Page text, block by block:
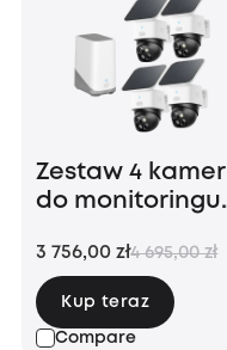
Zestaw 4 kamer
do monitoringu
stacja
Homebase 3
3 756,00 zł4 695,00 zł
Compare
Kup teraz